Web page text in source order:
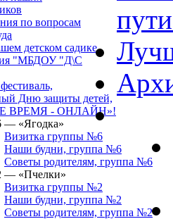
по вопросам
детском садике
"МБДОУ "Д\С
Дню защиты детей,
ВРЕМЯ - ОНЛАЙН»!
— «Ягодка»
Визитка группы №6
Наши будни, группа №6
Советы родителям, группа №6
— «Пчелки»
Визитка группы №2
Наши будни, группа №2
Советы родителям, группа №2